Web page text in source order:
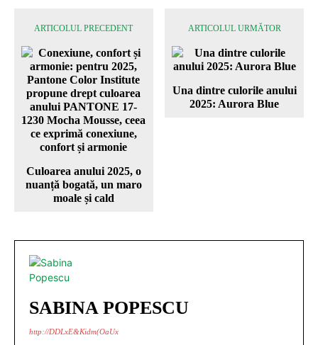
ARTICOLUL PRECEDENT
Culoarea anului 2025, o
nuanță bogată, un maro
moale și cald
ARTICOLUL URMĂTOR
Una dintre culorile anului
2025: Aurora Blue
SABINA POPESCU
http://DDLxE&Kidm(OaUx